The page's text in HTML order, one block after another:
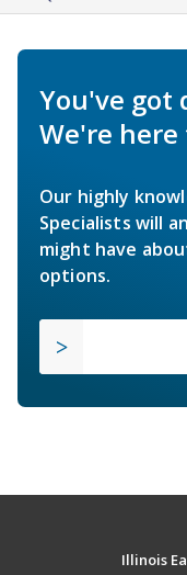
You've got
We're here
Our highly
Specialists will
might have
options.
Illinois